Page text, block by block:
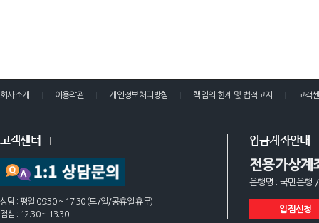
회사소개 이용약관 개인정보처리방침 책임의 한계 및 법적고지 고객
고객센터
상담 : 평일 09:30 ~ 17:30 (토/일/공휴일 휴무)
점심 : 12:30 ~ 13:30
입금계좌안내
전용가상계
은행명 : 국민은행
입점신청